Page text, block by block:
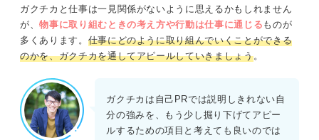
ガクチカと仕事は一見関係がないように思えるかもしれません
が、物事に取り組むときの考え方や行動は仕事に通じる ものが
多くあります。 仕事にどのように取り組んでいくことができる
のかを、ガクチカを通してアピールしていきましょう。
ガクチカは自己PRでは説明しきれない自
分の強みを、もう少し掘り下げてアピー
ルするための項目と考えても良いのでは